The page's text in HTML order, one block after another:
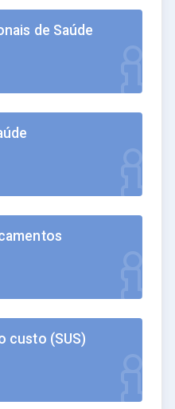
de Saúde
custo (SUS)